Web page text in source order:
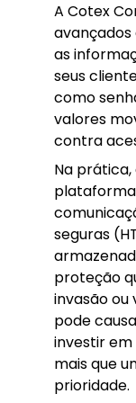
A Cotex
as
seus
como
valores
contra
Na
seguras
proteção
invasão ou
pode
investir
mais que
prioridade.